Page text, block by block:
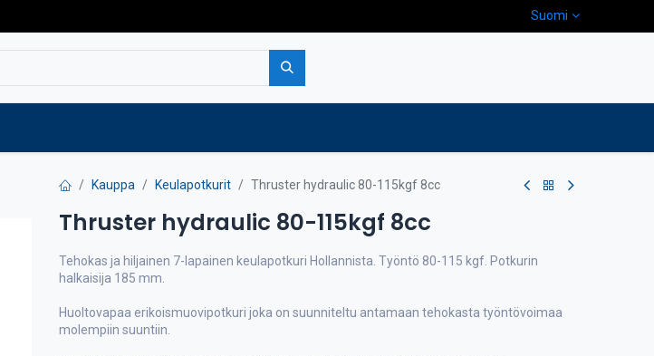
Suomi
Kauppa Keulapotkurit Thruster hydraulic 80-115kgf 8cc
Thruster hydraulic 80-115kgf 8cc
Tehokas ja hiljainen 7-lapainen keulapotkuri Hollannista. Työntö 80-115 kgf. Potkurin
halkaisija 185 mm.
Huoltovapaa erikoismuovipotkuri joka on suunniteltu antamaan tehokasta työntövoimaa
molempiin suuntiin.